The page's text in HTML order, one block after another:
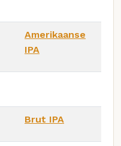
Amerikaanse
IPA
Brut IPA